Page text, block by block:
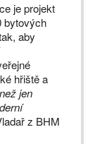
je projekt
bytových
aby
hřiště a
jen
z BHM